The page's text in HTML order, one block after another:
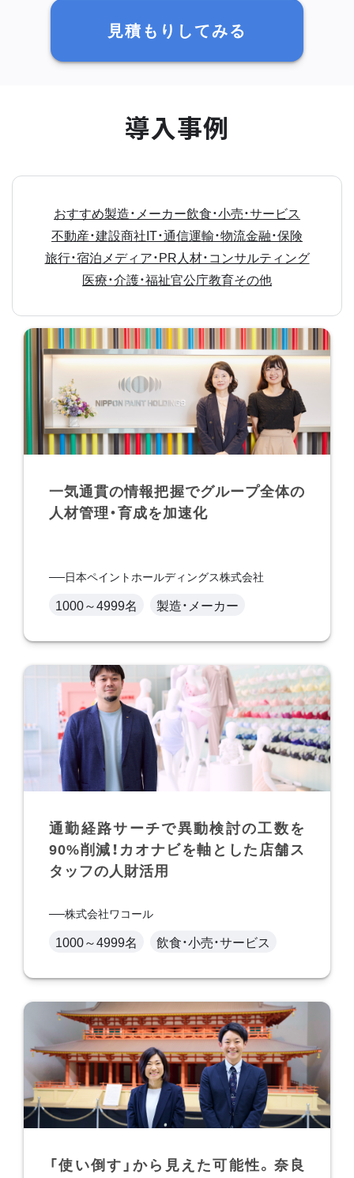
見積もりしてみる
導入事例
おすすめ製造・メーカー飲食・小売・サービス
不動産・建設商社IT・通信運輸・物流金融・保険
旅行・宿泊 メディア・PR人材・コンサルティング
医療・介護・福祉官公庁教育その他
一気通貫の情報把握でグループ全体の
人材管理・育成を加速化
日本ペイントホールディングス株式会社
1000～4999名 製造・メーカー
通勤経路サーチで異動検討の工数を
90%削減！カオナビを軸とした店舗ス
タッフの人財活用
株式会社ワコール
1000～4999名 飲食・小売・サービス
「使い倒す」から見えた可能性。奈良